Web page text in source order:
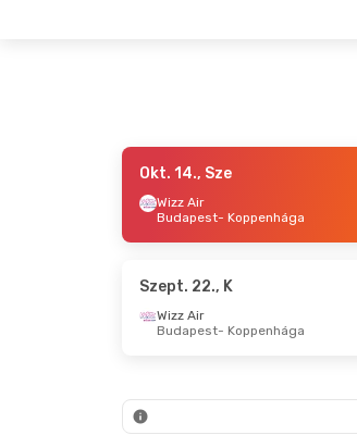
- Szept. 13., V
- Koppenhága
- Okt. 23., P
- Budapest
Okt. 14., Sze
Wizz Air
Budapest- Koppenhága
Szept. 22., K
Wizz Air
Budapest- Koppenhága